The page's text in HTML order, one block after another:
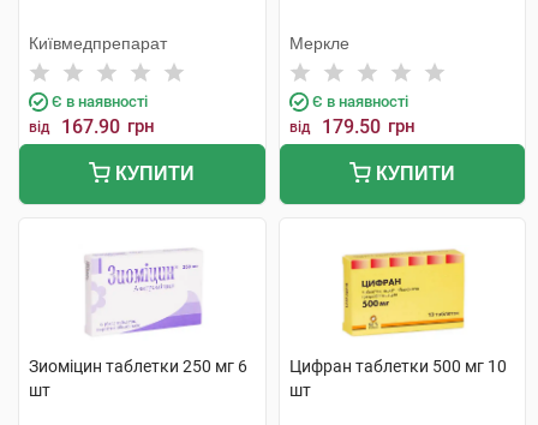
Київмедпрепарат
Є в наявності
від 167.90 грн
КУПИТИ
Меркле
Є в наявності
від 179.50 грн
КУПИТИ
Зиоміцин таблетки 250 мг 6
шт
Цифран таблетки 500 мг 10
шт